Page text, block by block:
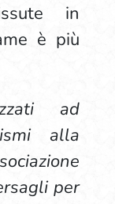
in
è più
ad
alla
per